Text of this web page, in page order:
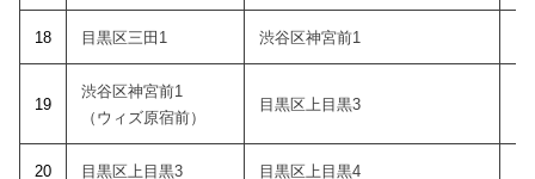
18 目黒区三田1 渋谷区神宮前1
19
渋谷区神宮前1
（ウィズ原宿前）
目黒区上目黒3
20 目黒区上目黒3 目黒区上目黒4